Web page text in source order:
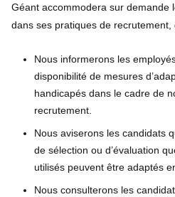
Géant accommodera sur demande
dans ses pratiques de recrutement,
Nous informerons les
disponibilité de mesures
handicapés dans le cadre de
recrutement.
Nous aviserons les candidats
de sélection ou d’évaluation
utilisés peuvent être adaptés
Nous consulterons les